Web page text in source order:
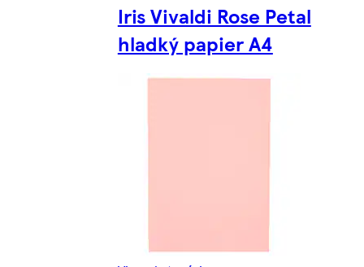
Iris Vivaldi Rose Petal
hladký papier A4